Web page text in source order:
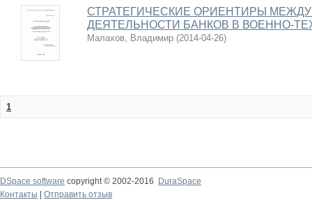
СТРАТЕГИЧЕСКИЕ ОРИЕНТИРЫ
ДЕЯТЕЛЬНОСТИ БАНКОВ В ВОЕННО-
Малахов, Владимир (2014-04-26)
1
DSpace software copyright © 2002-2016
DuraSpace
Контакты
Отправить отзыв